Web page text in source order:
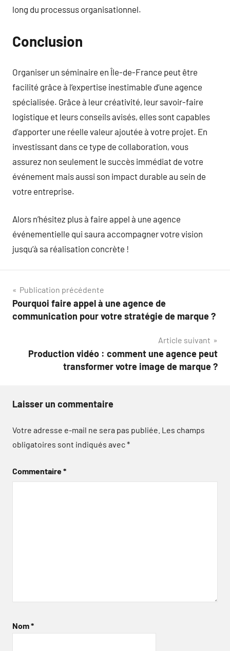
long du processus organisationnel.
Conclusion
Organiser un séminaire en Île-de-France peut être
facilité grâce à l’expertise inestimable d’une agence
spécialisée. Grâce à leur créativité, leur savoir-faire
logistique et leurs conseils avisés, elles sont capables
d’apporter une réelle valeur ajoutée à votre projet. En
investissant dans ce type de collaboration, vous
assurez non seulement le succès immédiat de votre
événement mais aussi son impact durable au sein de
votre entreprise.
Alors n’hésitez plus à faire appel à une agence
événementielle qui saura accompagner votre vision
jusqu’à sa réalisation concrète !
Navigation
de
Publication précédente
Pourquoi faire appel à une agence de
communication pour votre stratégie de marque ?
Article suivant
Production vidéo : comment une agence peut
transformer votre image de marque ?
Laisser un commentaire
Votre adresse e-mail ne sera pas publiée. Les champs
obligatoires sont indiqués avec*
Commentaire*
Nom*